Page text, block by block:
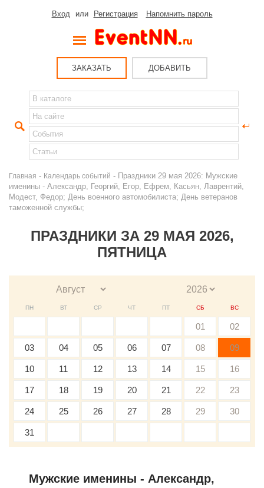
Вход или Регистрация Напомнить пароль
ЗАКАЗАТЬ ДОБАВИТЬ
Главная - Календарь событий - Праздники 29 мая 2026: Мужские
именины - Александр, Георгий, Егор, Ефрем, Касьян, Лаврентий,
Модест, Федор; День военного автомобилиста; День ветеранов
таможенной службы;
ПРАЗДНИКИ ЗА 29 МАЯ 2026,
ПЯТНИЦА
ПН ВТ СР ЧТ ПТ СБ ВС
01 02
03 04 05 06 07 08 09
10 11 12 13 14 15 16
17 18 19 20 21 22 23
24 25 26 27 28 29 30
31
Мужские именины - Александр,